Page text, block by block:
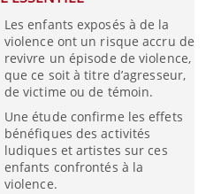
Les enfants exposés à de la
violence ont un risque accru de
revivre un épisode de violence,
que ce soit à titre d’agresseur,
de victime ou de témoin.
Une étude confirme les effets
bénéfiques des activités
ludiques et artistes sur ces
enfants confrontés à la
violence.